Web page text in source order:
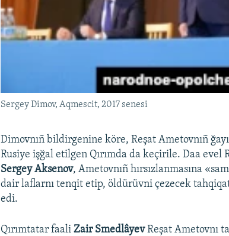
Sergey Dimov, Aqmescit, 2017 senesi
Dimovnıñ bildirgenine köre, Reşat Ametovnıñ
Rusiye işğal etilgen Qırımda da keçirile. Daa evel
Sergey Aksenov, Ametovnıñ hırsızlanmasına
dair laflarnı tenqit etip, öldürüvni çezecek
edi.
Qırımtatar faali Zair SmedlâyevReşat Ametovnı